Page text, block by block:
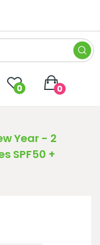
0 0
Year - 2
SPF50 +